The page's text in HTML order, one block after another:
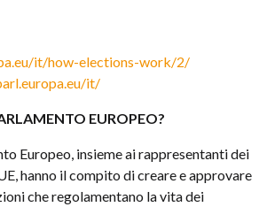
it/how-elections-work/2/
it/
EUROPEO?
Europeo, insieme ai rappresentanti dei
hanno il compito di creare e approvare
che regolamentano la vita dei